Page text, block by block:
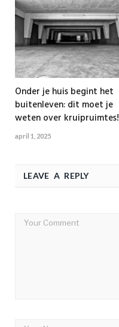
Onder je huis begint het
buitenleven: dit moet je
weten over kruipruimtes!
april 1, 2025
LEAVE A REPLY